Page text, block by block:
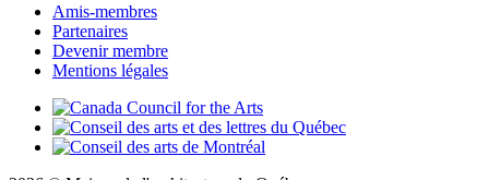
Amis-membres
Partenaires
Devenir membre
Mentions légales